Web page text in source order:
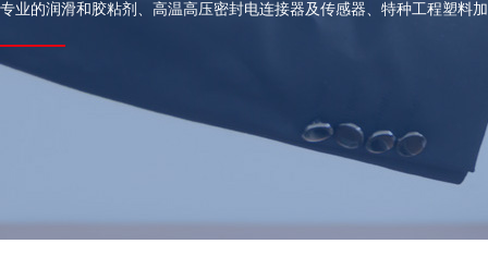
专业的润滑和胶粘剂、高温高压密封电连接器及传感器、特种工程塑料